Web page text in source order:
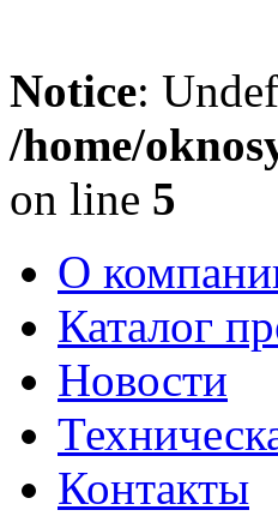
Notice:
/home/
on line 5
О
Каталог
Новости
Контакты